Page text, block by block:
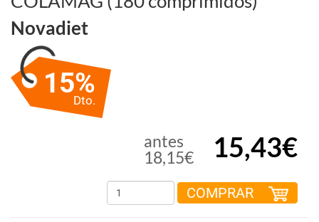
Novadiet
15%
Dto.
antes
18,15€
15,43€
COMPRAR